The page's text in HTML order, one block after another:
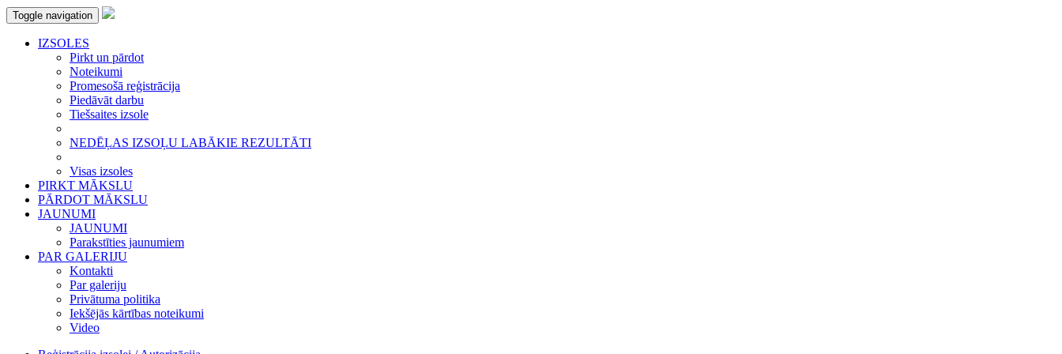
Toggle navigation
IZSOLES
Pirkt un pārdot
Noteikumi
Promesošā reģistrācija
Piedāvāt darbu
Tiešsaites izsole
NEDĒĻAS IZSOĻU LABĀKIE REZULTĀTI
Visas izsoles
PIRKT MĀKSLU
PĀRDOT MĀKSLU
JAUNUMI
JAUNUMI
Parakstīties jaunumiem
PAR GALERIJU
Kontakti
Par galeriju
Privātuma politika
Iekšējās kārtības noteikumi
Video